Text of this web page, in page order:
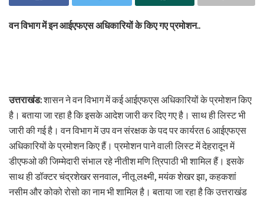
वन विभाग में इन आईएफएस अधिकारियों के किए गए प्रमोशन..
उत्तराखंड:शासन ने वन विभाग में कई आईएफएस अधिकारियों के प्रमोशन किए
है। बताया जा रहा है कि इसके आदेश जारी कर दिए गए है। साथ ही लिस्ट भी
जारी की गई है। वन विभाग में उप वन संरक्षक के पद पर कार्यरत 6 आईएफएस
अधिकारियों के प्रमोशन किए हैं। प्रमोशन पाने वाली लिस्ट में देहरादून में
डीएफओ की जिम्मेदारी संभाल रहे नीतीश मणि त्रिपाठी भी शामिल हैं। इसके
साथ ही डॉक्टर चंद्रशेखर सनवाल, नीतू लक्ष्मी, मयंक शेखर झा, कहकशां
नसीम और कोको रोसो का नाम भी शामिल है। बताया जा रहा है कि उत्तराखंड